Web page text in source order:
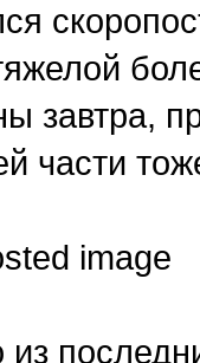
завтра,
части
из